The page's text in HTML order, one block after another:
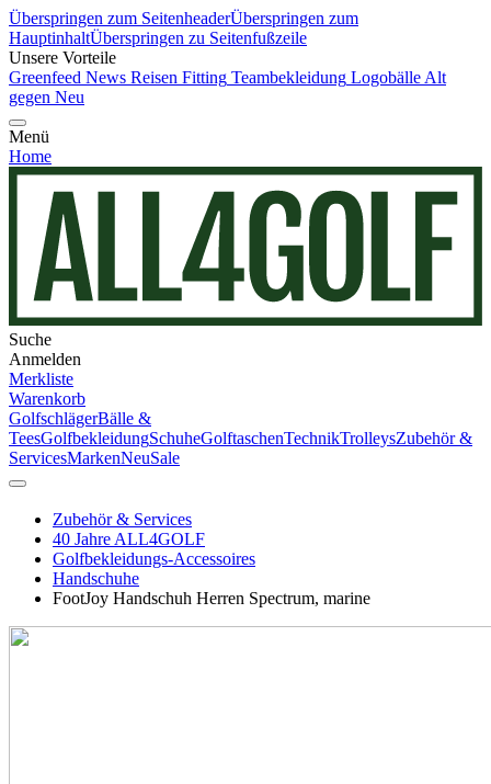
Überspringen zum SeitenheaderÜberspringen zum
HauptinhaltÜberspringen zu Seitenfußzeile
Unsere Vorteile
Greenfeed News Reisen Fitting Teambekleidung Logobälle Alt
gegen Neu
Menü
Home
Suche
Anmelden
Merkliste
Warenkorb
GolfschlägerBälle &
TeesGolfbekleidungSchuheGolftaschenTechnikTrolleysZubehör &
ServicesMarkenNeuSale
Zubehör & Services
40 Jahre ALL4GOLF
Golfbekleidungs-Accessoires
Handschuhe
FootJoy Handschuh Herren Spectrum, marine